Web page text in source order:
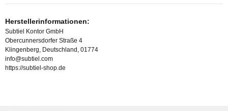
Herstellerinformationen:
Subtiel Kontor GmbH
Obercunnersdorfer Straße 4
Klingenberg, Deutschland, 01774
info@subtiel.com
https://subtiel-shop.de